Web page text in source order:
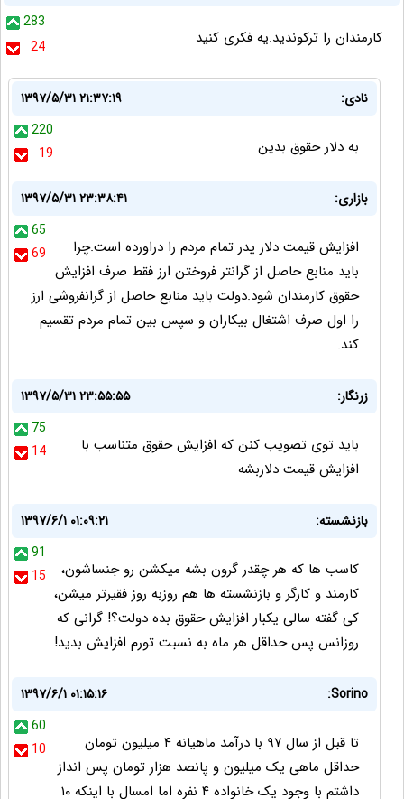
283
24
کارمندان را ترکوندید.یه فکری کنید
نادی:
۱۳۹۷/۵/۳۱ ۲۱:۳۷:۱۹
220
19
به دلار حقوق بدین
بازاری:
۱۳۹۷/۵/۳۱ ۲۳:۳۸:۴۱
65
69
افزایش قیمت دلار پدر تمام مردم را دراورده است.چرا
باید منابع حاصل از گرانتر فروختن ارز فقط صرف افزایش
حقوق کارمندان شود.دولت باید منابع حاصل از گرانفروشی ارز
را اول صرف اشتغال بیکاران و سپس بین تمام مردم تقسیم
کند.
زرنگار:
۱۳۹۷/۵/۳۱ ۲۳:۵۵:۵۵
75
14
باید توی تصویب کنن که افزایش حقوق متناسب با
افزایش قیمت دلاربشه
بازنشسته:
۱۳۹۷/۶/۱ ۰۱:۰۹:۲۱
91
15
کاسب ها که هر چقدر گرون بشه میکشن رو جنساشون،
کارمند و کارگر و بازنشسته ها هم روزبه روز فقیرتر میشن،
کی گفته سالی یکبار افزایش حقوق بده دولت؟! گرانی که
روزانس پس حداقل هر ماه به نسبت تورم افزایش بدید!
Sorino:
۱۳۹۷/۶/۱ ۰۱:۱۵:۱۶
60
10
تا قبل از سال ۹۷ با درآمد ماهیانه ۴ میلیون تومان
حداقل ماهی یک میلیون و پانصد هزار تومان پس انداز
داشتم با وجود یک خانواده ۴ نفره اما امسال با اینکه ۱۰